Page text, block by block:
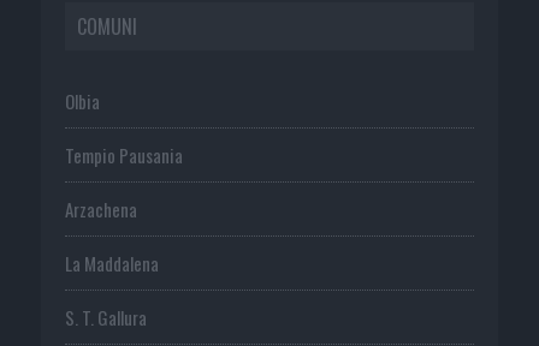
COMUNI
Olbia
Tempio Pausania
Arzachena
La Maddalena
S. T. Gallura